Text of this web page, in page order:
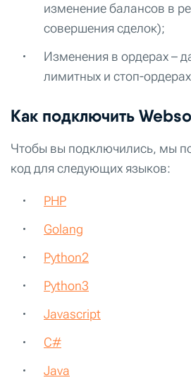
изменение балансов в
совершения сделок);
Изменения в ордерах –
лимитных и стоп-
Как подключить
Чтобы вы подключились, мы
код для следующих языков:
PHP
Golang
Python2
Python3
Javascript
C#
Java